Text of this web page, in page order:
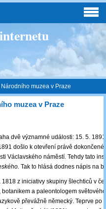
muzea v Praze
muzea v Praze
dvě významné události: 15. 5.
došlo k otevření právě dokončené
Václavského náměstí. Tehdy tato
Tak to hlásá dodnes nápis na
z iniciativy skupiny šlechticů v
a paleontologem
převážně německý. Teprve po